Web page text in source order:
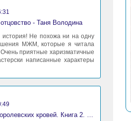
- Таня Володина
история! Не похожа ни на одну
МЖМ, которые я читала
Очень приятные харизматичные
написанные характеры
Дикарь королевских кровей. Книга 2. Леди-фаворитка - Анна Сергеевна Гаврилова